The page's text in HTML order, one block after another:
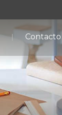
Contacto